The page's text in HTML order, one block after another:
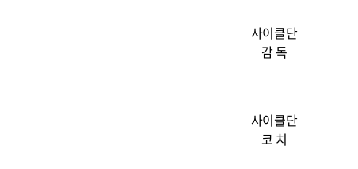
사이클단
감 독
사이클단
코 치